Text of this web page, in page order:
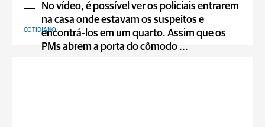
No vídeo, é possível ver os policiais entrarem
na casa onde estavam os suspeitos e
encontrá-los em um quarto. Assim que os
PMs abrem a porta do cômodo ...
COTIDIANO